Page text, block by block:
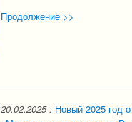
Продолжение >>
20.02.2025: Новый 2025 год